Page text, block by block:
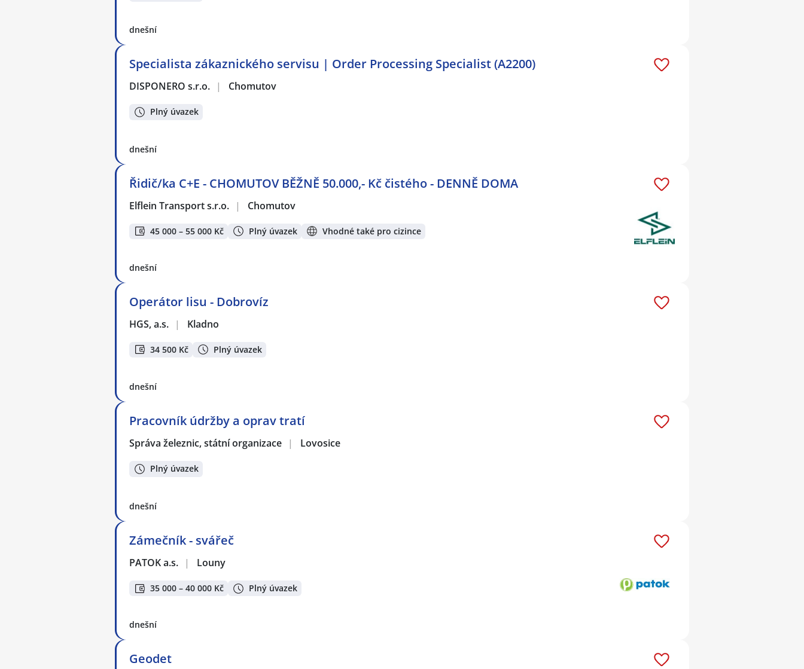
dnešní
Specialista zákaznického servisu | Order Processing Specialist (A2200)
DISPONERO s.r.o. | Chomutov
Plný úvazek
dnešní
Řidič/ka C+E - CHOMUTOV BĚŽNĚ 50.000,- Kč čistého - DENNĚ DOMA
Elflein Transport s.r.o. | Chomutov
45 000 – 55 000 Kč Plný úvazek Vhodné také pro cizince
dnešní
Operátor lisu - Dobrovíz
HGS, a.s. | Kladno
34 500 Kč Plný úvazek
dnešní
Pracovník údržby a oprav tratí
Správa železnic, státní organizace | Lovosice
Plný úvazek
dnešní
Zámečník - svářeč
PATOK a.s. | Louny
35 000 – 40 000 Kč Plný úvazek
dnešní
Geodet